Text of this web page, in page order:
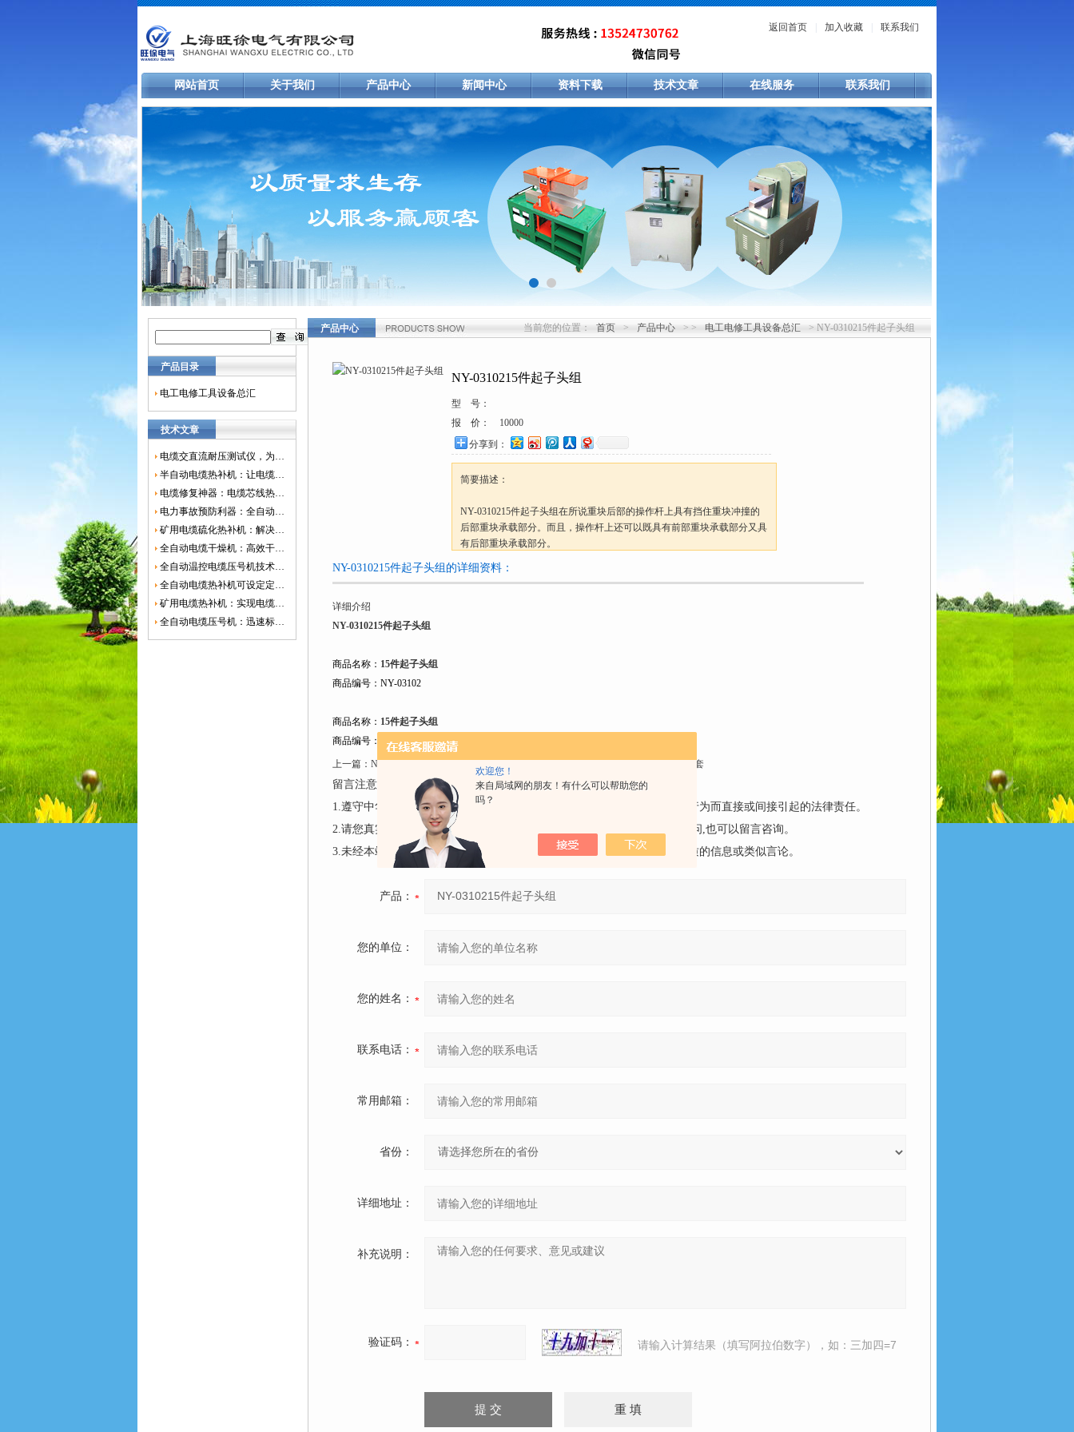
欢迎您！
来自局域网的朋友！有什么可以帮助您的
吗？
返回首页 加入收藏 联系我们
网站首页 关于我们 产品中心 新闻中心 资料下载 技术文章 在线服务 联系我们
产品目录
电工电修工具设备总汇
技术文章
电缆交直流耐压测试仪，为电网安全保驾护航
半自动电缆热补机：让电缆修复更简单、更高效！
电缆修复神器：电缆芯线热补机如何保障电网安全？
电力事故预防利器：全自动控温电缆热补机
矿用电缆硫化热补机：解决矿山电缆故障的新选择
全自动电缆干燥机：高效干燥，电缆质量
全自动温控电缆压号机技术革新：数字化标识的新趋势
全自动电缆热补机可设定定时功能，实现自动化热补
矿用电缆热补机：实现电缆故障修复的高效装置
全自动电缆压号机：迅速标识电缆的利器
产品中心 当前您的位置： 首页 > 产品中心 > > 电工电修工具设备总汇 > NY-0310215件起子头组
NY-0310215件起子头组
型 号：
报 价：
10000
分享到：
简要描述：
NY-0310215件起子头组在所说重块后部的操作杆上具有挡住重块冲撞的
后部重块承载部分。而且，操作杆上还可以既具有前部重块承载部分又具
有后部重块承载部分。
NY-0310215件起子头组的详细资料：
详细介绍
NY-0310215件起子头组
商品名称： 15件起子头组
商品编号：NY-03102
商品名称： 15件起子头组
商品编号：NY-03102
上一篇： NY-03103五用可弯型棘轮起子组套 NY-03101迷你可弯型棘轮起子组套
留言注意事项：
1.遵守中华人民共和国有关法律、法规，尊重网上道德，承担一切因您的行为而直接或间接引起的法律责任。
2.请您真实的反映产品的情况,不要捏造、诬蔑、造谣。如对产品有任何疑问,也可以留言咨询。
3.未经本站同意，任何人不得利用本留言簿发布个人或团体的具有广告性质的信息或类似言论。
产品：
您的单位：
您的姓名：
联系电话：
常用邮箱：
省份：
详细地址：
补充说明：
验证码： 请输入计算结果（填写阿拉伯数字），如：三加四=7